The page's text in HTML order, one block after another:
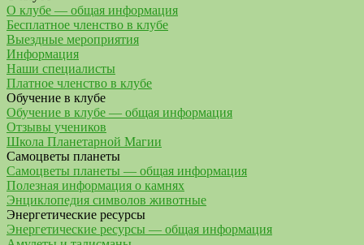
О клубе — общая информация
Бесплатное членство в клубе
Выездные мероприятия
Информация
Наши специалисты
Платное членство в клубе
Обучение в клубе
Обучение в клубе — общая информация
Отзывы учеников
Школа Планетарной Магии
Самоцветы планеты
Самоцветы планеты — общая информация
Полезная информация о камнях
Энциклопедия символов животные
Энергетические ресурсы
Энергетические ресурсы — общая информация